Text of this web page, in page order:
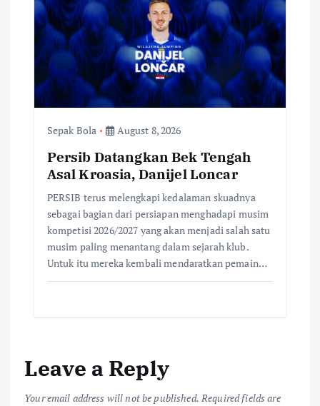
Sepak Bola August 8, 2026
Persib Datangkan Bek Tengah
Asal Kroasia, Danijel Loncar
PERSIB terus melengkapi kedalaman skuadnya
sebagai bagian dari persiapan menghadapi musim
kompetisi 2026/2027 yang akan menjadi salah satu
musim paling menantang dalam sejarah klub.
Untuk itu mereka kembali mendaratkan pemain…
Leave a Reply
Your email address will not be published. Required fields are